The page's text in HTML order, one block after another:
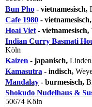
Bun Pho - vietnamesisch,
Cafe 1980 - vietnamesisch,
Hoai Viet - vietnamesisch,
Indian Curry Basmati
Köln
Kaizen - japanisch,
Kamasutra - indisch,
Mandalay - burmesisch,
Shokudo Nudelhaus &
50674 Köln